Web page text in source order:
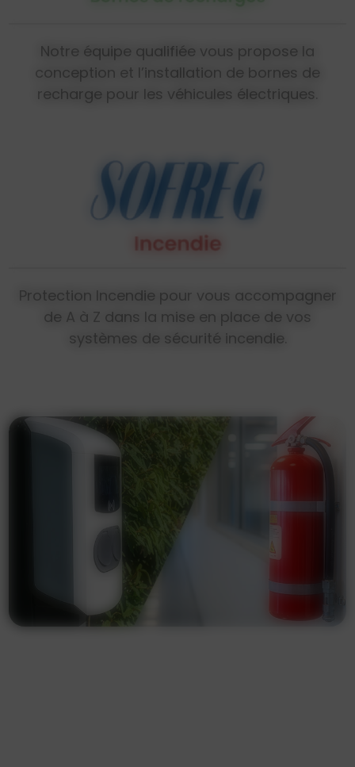
Notre équipe qualifiée vous propose la
conception et l’installation de bornes de
recharge pour les véhicules électriques.
Protection Incendie pour vous accompagner
de A à Z dans la mise en place de vos
systèmes de sécurité incendie.